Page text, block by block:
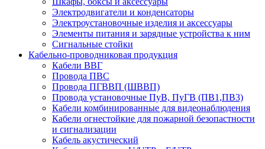
Электродвигатели и конденсаторы
Электроустановочные изделия и аксессуары
Элементы питания и зарядные устройства к ним
Сигнальные стойки
Кабельно-проводниковая продукция
Кабели ВВГ
Провода ПВС
Провода ПГВВП (ШВВП)
Провода установочные ПуВ, ПуГВ (ПВ1,ПВ3)
Кабели комбинированные для видеонаблюдения
Кабели огнестойкие для пожарной безопастности
и сигнализации
Кабель акустический